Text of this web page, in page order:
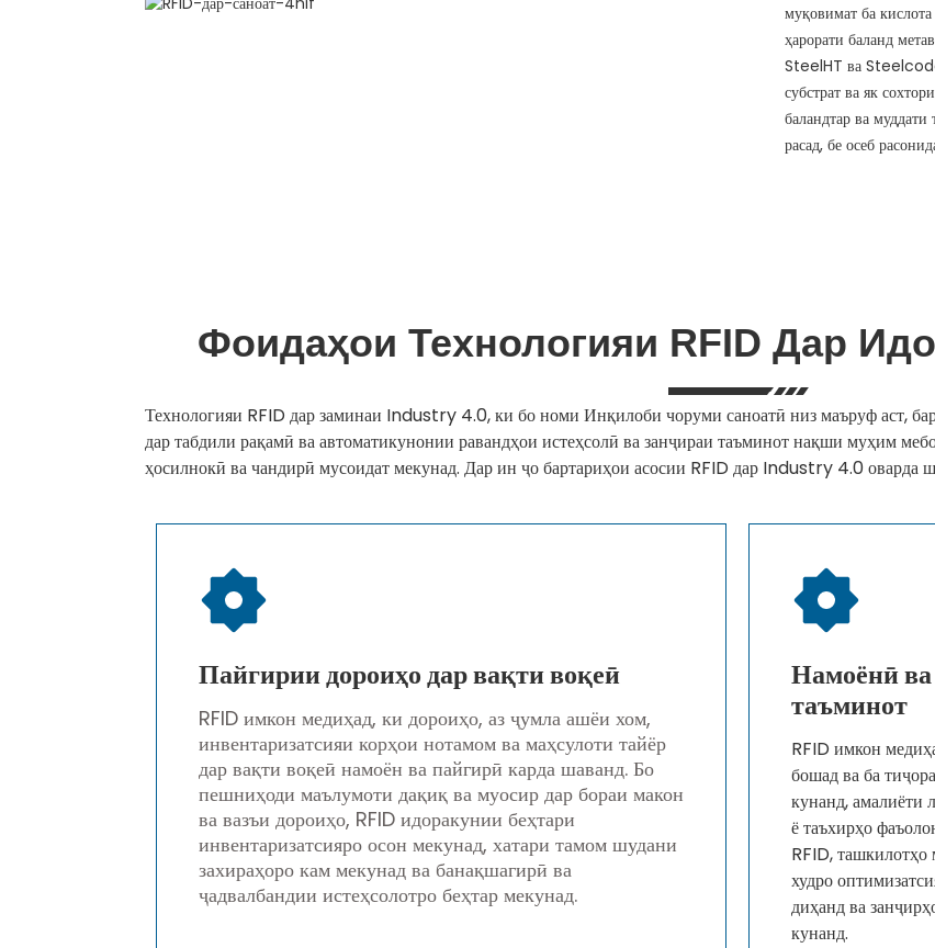
муқовимат ба
ҳарорати баланд
SteelHT ва Steelcode
субстрат ва як
баландтар ва
расад, бе осеб
Фоидаҳои Технологияи RFID Дар
Технологияи RFID дар заминаи Industry 4.0, ки бо номи Инқилоби чоруми саноатӣ низ маъруф аст,
дар табдили рақамӣ ва автоматикунонии равандҳои истеҳсолӣ ва занҷираи таъминот нақши муҳим
ҳосилнокӣ ва чандирӣ мусоидат мекунад. Дар ин ҷо бартариҳои асосии RFID дар Industry 4.0 оварда
Пайгирии дороиҳо дар вақти воқеӣ
RFID имкон медиҳад, ки дороиҳо, аз ҷумла ашёи хом,
инвентаризатсияи корҳои нотамом ва маҳсулоти тайёр
дар вақти воқеӣ намоён ва пайгирӣ карда шаванд. Бо
пешниҳоди маълумоти дақиқ ва муосир дар бораи макон
ва вазъи дороиҳо, RFID идоракунии беҳтари
инвентаризатсияро осон мекунад, хатари тамом шудани
захираҳоро кам мекунад ва банақшагирӣ ва
ҷадвалбандии истеҳсолотро беҳтар мекунад.
Намоёнӣ
таъминот
RFID имкон
бошад ва ба
кунанд, амалиёти
ё таъхирҳо
RFID, ташкилотҳо
худро
диҳанд ва
кунанд.